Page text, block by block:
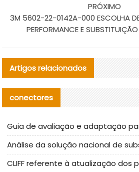
PRÓXIMO
3M 5602-22-0142A-000 ESCOLHA
PERFORMANCE E
Artigos relacionados
conectores